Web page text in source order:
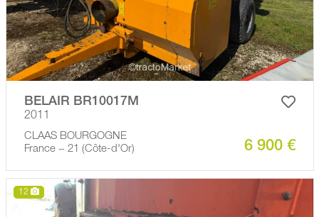
BELAIR BR10017M
2011
CLAAS BOURGOGNE
France − 21 (Côte-d'Or)
6 900 €
12